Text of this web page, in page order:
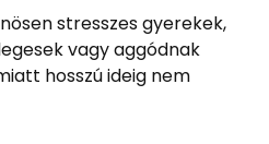
stresszes gyerekek,
vagy aggódnak
hosszú ideig nem